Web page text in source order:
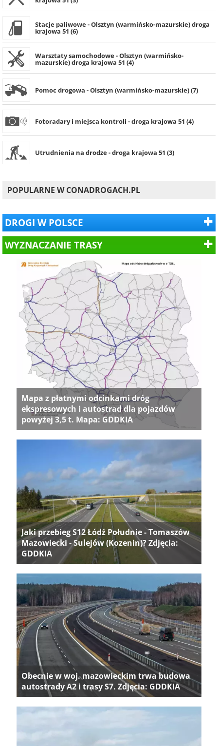
Stacje paliwowe - Olsztyn (warmińsko-mazurskie) droga
krajowa 51 (6)
Warsztaty samochodowe - Olsztyn (warmińsko-
mazurskie) droga krajowa 51 (4)
Pomoc drogowa - Olsztyn (warmińsko-mazurskie) (7)
Fotoradary i miejsca kontroli - droga krajowa 51 (4)
Utrudnienia na drodze - droga krajowa 51 (3)
POPULARNE W CONADROGACH.PL
DROGI W POLSCE
WYZNACZANIE TRASY
Mapa z płatnymi odcinkami dróg
ekspresowych i autostrad dla pojazdów
powyżej 3,5 t. Mapa: GDDKIA
Jaki przebieg S12 Łódź Południe - Tomaszów
Mazowiecki - Sulejów (Kozenin)? Zdjęcia:
GDDKIA
Obecnie w woj. mazowieckim trwa budowa
autostrady A2 i trasy S7. Zdjęcia: GDDKIA